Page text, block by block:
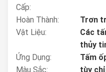
Cấp:
Hoàn Thành:
Trơn
Vật Liệu:
Các
thủy
Ứng Dụng:
Tấm
Màu Sắc:
tùy